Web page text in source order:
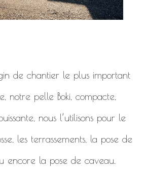
de chantier le plus important
notre pelle Boki, compacte,
nous l’utilisons pour le
les terrassements, la pose de
encore la pose de caveau.